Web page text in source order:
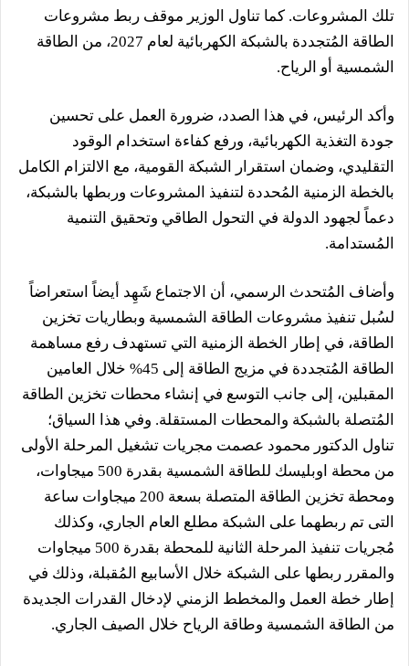
تلك المشروعات. كما تناول الوزير موقف ربط مشروعات
الطاقة المُتجددة بالشبكة الكهربائية لعام 2027، من الطاقة
الشمسية أو الرياح.
وأكد الرئيس، في هذا الصدد، ضرورة العمل على تحسين
جودة التغذية الكهربائية، ورفع كفاءة استخدام الوقود
التقليدي، وضمان استقرار الشبكة القومية، مع الالتزام الكامل
بالخطة الزمنية المُحددة لتنفيذ المشروعات وربطها بالشبكة،
دعماً لجهود الدولة في التحول الطاقي وتحقيق التنمية
المُستدامة.
وأضاف المُتحدث الرسمي، أن الاجتماع شَهِد أيضاً استعراضاً
لسُبل تنفيذ مشروعات الطاقة الشمسية وبطاريات تخزين
الطاقة، في إطار الخطة الزمنية التي تستهدف رفع مساهمة
الطاقة المُتجددة في مزيج الطاقة إلى 45% خلال العامين
المقبلين، إلى جانب التوسع في إنشاء محطات تخزين الطاقة
المُتصلة بالشبكة والمحطات المستقلة. وفي هذا السياق؛
تناول الدكتور محمود عصمت مجريات تشغيل المرحلة الأولى
من محطة اوبليسك للطاقة الشمسية بقدرة 500 ميجاوات،
ومحطة تخزين الطاقة المتصلة بسعة 200 ميجاوات ساعة
التى تم ربطهما على الشبكة مطلع العام الجاري، وكذلك
مُجريات تنفيذ المرحلة الثانية للمحطة بقدرة 500 ميجاوات
والمقرر ربطها على الشبكة خلال الأسابيع المُقبلة، وذلك في
إطار خطة العمل والمخطط الزمني لإدخال القدرات الجديدة
من الطاقة الشمسية وطاقة الرياح خلال الصيف الجاري.